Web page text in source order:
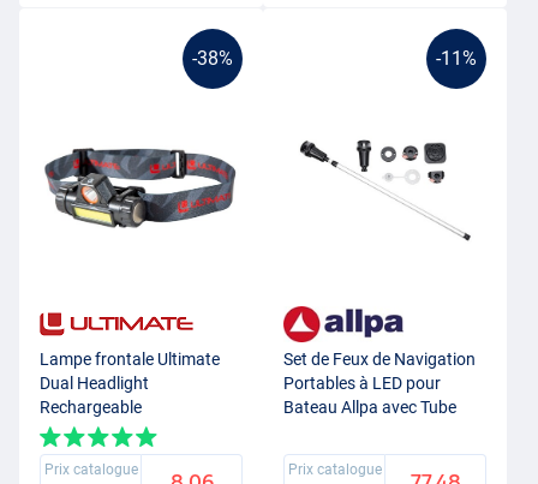
-38%
Lampe frontale Ultimate
Dual Headlight
Rechargeable
Prix catalogue
-11%
Set de Feux de Navigation
Portables à LED pour
Bateau Allpa avec Tube
(Incl. Set d'adaptateurs)
Prix catalogue